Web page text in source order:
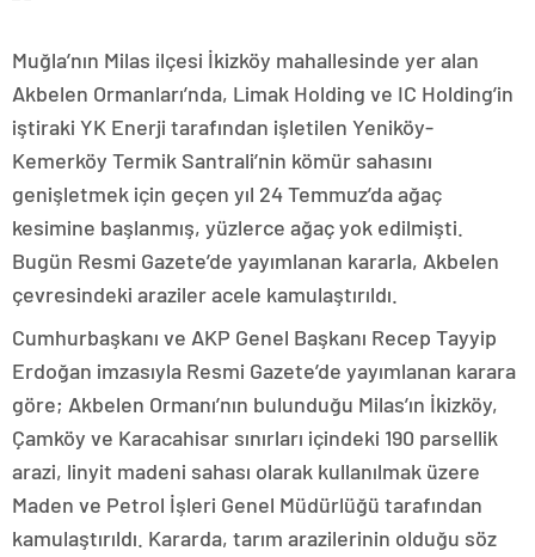
Muğla’nın Milas ilçesi İkizköy mahallesinde yer alan
Akbelen Ormanları’nda, Limak Holding ve IC Holding’in
iştiraki YK Enerji tarafından işletilen Yeniköy-
Kemerköy Termik Santrali’nin kömür sahasını
genişletmek için geçen yıl 24 Temmuz’da ağaç
kesimine başlanmış, yüzlerce ağaç yok edilmişti.
Bugün Resmi Gazete’de yayımlanan kararla, Akbelen
çevresindeki araziler acele kamulaştırıldı.
Cumhurbaşkanı ve AKP Genel Başkanı Recep Tayyip
Erdoğan imzasıyla Resmi Gazete’de yayımlanan karara
göre; Akbelen Ormanı’nın bulunduğu Milas’ın İkizköy,
Çamköy ve Karacahisar sınırları içindeki 190 parsellik
arazi, linyit madeni sahası olarak kullanılmak üzere
Maden ve Petrol İşleri Genel Müdürlüğü tarafından
kamulaştırıldı. Kararda, tarım arazilerinin olduğu söz